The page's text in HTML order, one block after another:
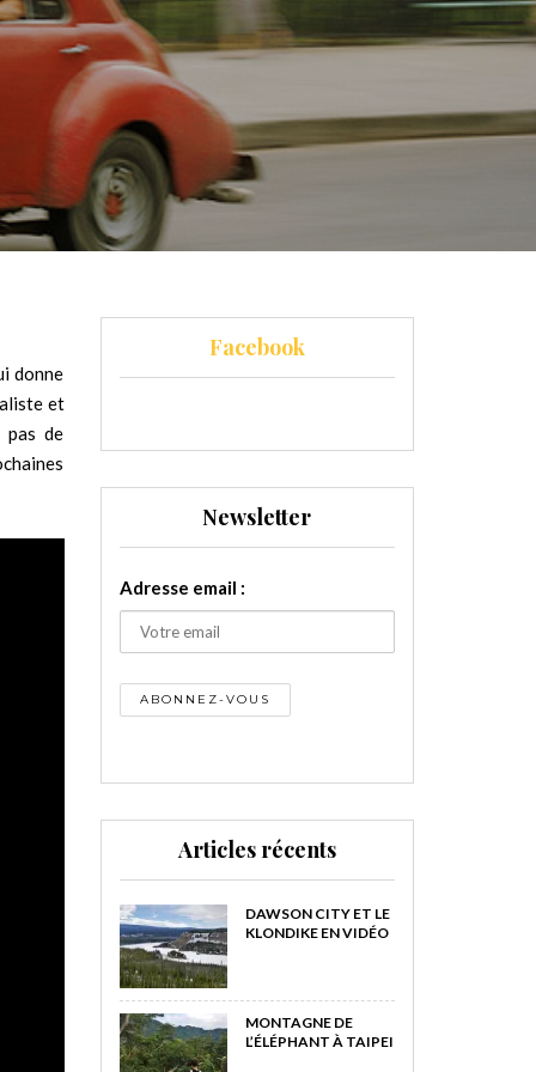
donne
et
pas de
Facebook
Newsletter
Adresse email :
Articles récents
DAWSON CITY ET LE
KLONDIKE EN VIDÉO
MONTAGNE DE
L’ÉLÉPHANT À TAIPEI